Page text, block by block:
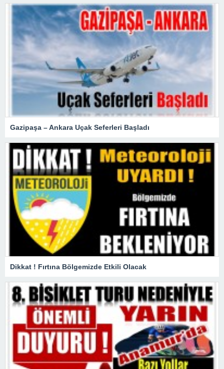
Gazipaşa – Ankara Uçak Seferleri Başladı
Dikkat ! Fırtına Bölgemizde Etkili Olacak